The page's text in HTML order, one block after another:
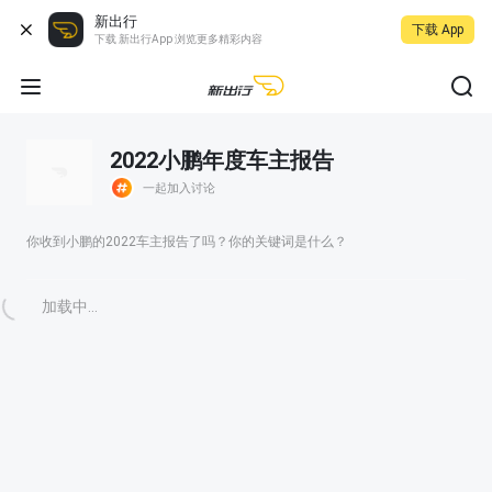
新出行
下载 新出行App 浏览更多精彩内容
下载 App
2022小鹏年度车主报告
一起加入讨论
你收到小鹏的2022车主报告了吗？你的关键词是什么？
加载中...